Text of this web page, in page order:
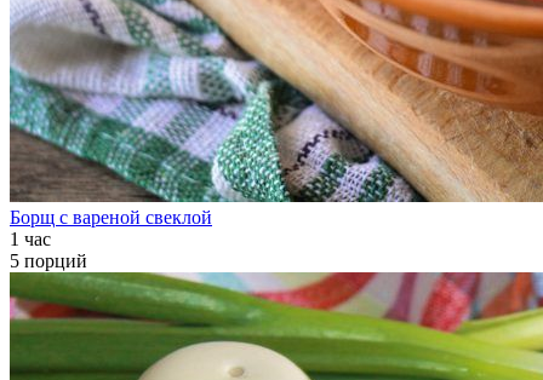
Борщ с вареной свеклой
1 час
5 порций